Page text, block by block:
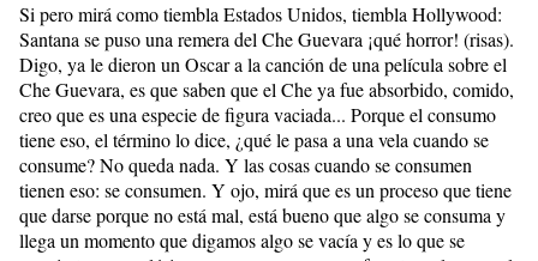
Si pero mirá como tiembla Estados Unidos, tiembla Hollywood:
Santana se puso una remera del Che Guevara ¡qué horror! (risas).
Digo, ya le dieron un Oscar a la canción de una película sobre el
Che Guevara, es que saben que el Che ya fue absorbido, comido,
creo que es una especie de figura vaciada... Porque el consumo
tiene eso, el término lo dice, ¿qué le pasa a una vela cuando se
consume? No queda nada. Y las cosas cuando se consumen
tienen eso: se consumen. Y ojo, mirá que es un proceso que tiene
que darse porque no está mal, está bueno que algo se consuma y
llega un momento que digamos algo se vacía y es lo que se